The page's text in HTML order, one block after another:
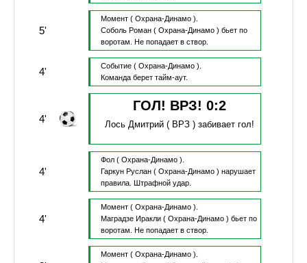
5'
Момент ( Охрана-Динамо ).
Соболь Роман( Охрана-Динамо ) бьет по
воротам.
Не попадает в створ.
4' Событие ( Охрана-Динамо ).
Команда берет тайм-аут.
4'
ГОЛ! ВРЗ! 0:2
Лось Дмитрий( ВРЗ ) забивает гол!
4'
Фол ( Охрана-Динамо ).
Гаркун Руслан( Охрана-Динамо ) нарушает
правила.
Штрафной удар.
4'
Момент ( Охрана-Динамо ).
Маградзе Иракли( Охрана-Динамо ) бьет по
воротам.
Не попадает в створ.
Момент ( Охрана-Динамо ).